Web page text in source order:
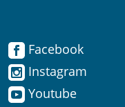
Instagram
Facebook
Instagram
Youtube